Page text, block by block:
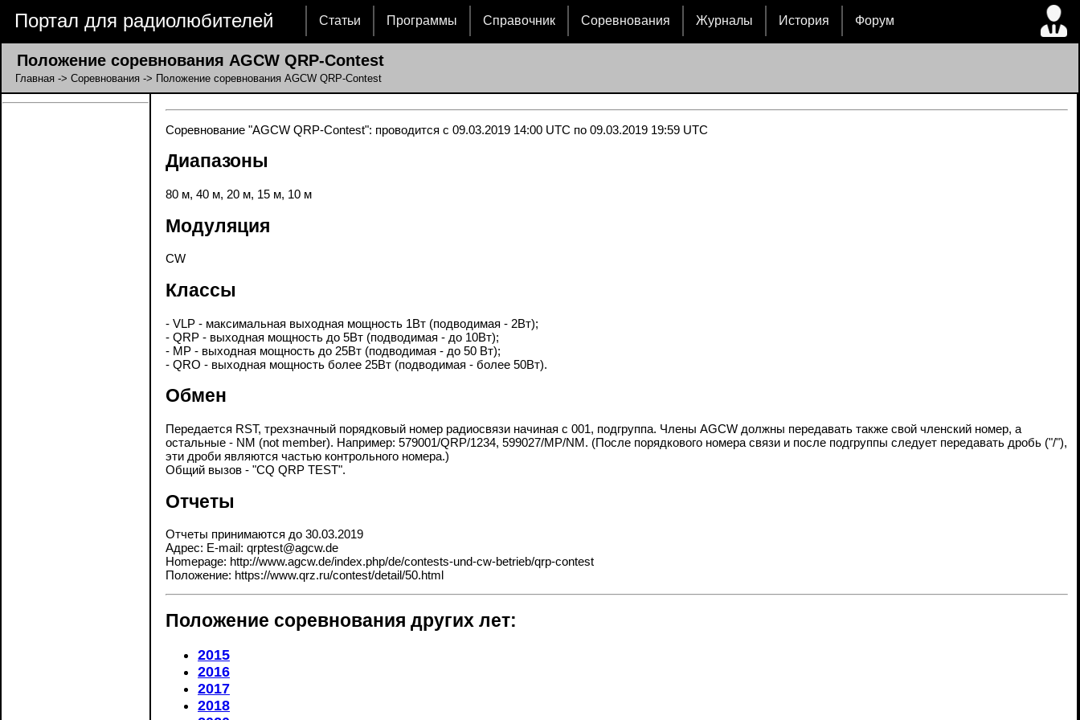
Портал для радиолюбителей Статьи Программы Справочник Соревнования Журналы История Форум
Положение соревнования AGCW QRP-Contest
Главная -> Соревнования -> Положение соревнования AGCW QRP-Contest
Соревнование "AGCW QRP-Contest": проводится с 09.03.2019 14:00 UTC по 09.03.2019 19:59 UTC
Диапазоны
80 м, 40 м, 20 м, 15 м, 10 м
Модуляция
CW
Классы
- VLP - максимальная выходная мощность 1Вт (подводимая - 2Вт);
- QRP - выходная мощность до 5Вт (подводимая - до 10Вт);
- MP - выходная мощность до 25Вт (подводимая - до 50 Вт);
- QRO - выходная мощность более 25Вт (подводимая - более 50Вт).
Обмен
Передается RST, трехзначный порядковый номер радиосвязи начиная с 001, подгруппа. Члены AGCW должны передавать также свой членский номер, а
остальные - NM (not member). Например: 579001/QRP/1234, 599027/MP/NM. (После порядкового номера связи и после подгруппы следует передавать дробь ("/"),
эти дроби являются частью контрольного номера.)
Общий вызов - "CQ QRP TEST".
Отчеты
Отчеты принимаются до 30.03.2019
Адрес: E-mail: qrptest@agcw.de
Homepage: http://www.agcw.de/index.php/de/contests-und-cw-betrieb/qrp-contest
Положение: https://www.qrz.ru/contest/detail/50.html
Положение соревнования других лет:
2015
2016
2017
2018